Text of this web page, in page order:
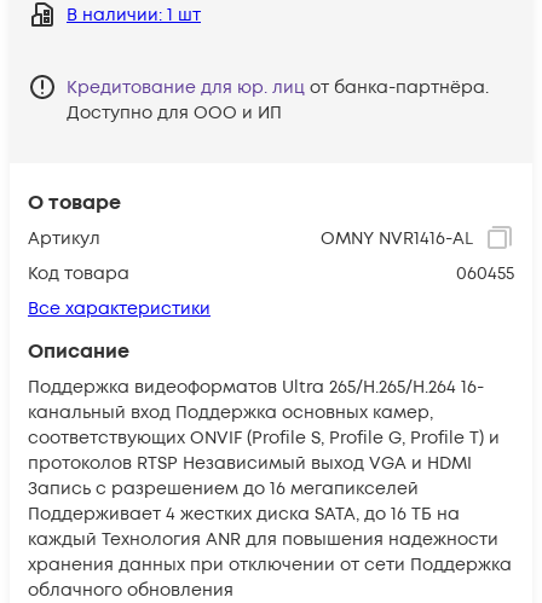
О товаре
Артикул
OMNY NVR1416-AL
Код товара
060455
Все характеристики
Описание
Поддержка видеоформатов Ultra 265/H.265/H.264 16-
канальный вход Поддержка основных камер,
соответствующих ONVIF (Profile S, Profile G, Profile T) и
протоколов RTSP Независимый выход VGA и HDMI
Запись с разрешением до 16 мегапикселей
Поддерживает 4 жестких диска SATA, до 16 ТБ на
каждый Технология ANR для повышения надежности
хранения данных при отключении от сети Поддержка
облачного обновления
В наличии: 1 шт
Кредитование для юр. лиц от банка-партнёра.
Доступно для ООО и ИП